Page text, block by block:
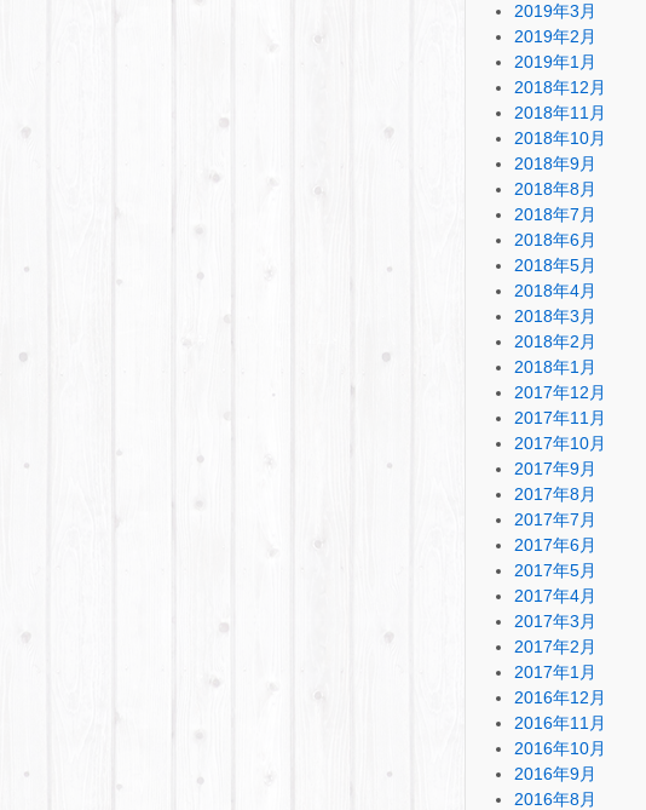
2019年3月
2019年2月
2019年1月
2018年12月
2018年11月
2018年10月
2018年9月
2018年8月
2018年7月
2018年6月
2018年5月
2018年4月
2018年3月
2018年2月
2018年1月
2017年12月
2017年11月
2017年10月
2017年9月
2017年8月
2017年7月
2017年6月
2017年5月
2017年4月
2017年3月
2017年2月
2017年1月
2016年12月
2016年11月
2016年10月
2016年9月
2016年8月